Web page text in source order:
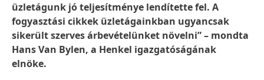
üzletágunk jó teljesítménye lendítette fel. A
fogyasztási cikkek üzletágainkban ugyancsak
sikerült szerves árbevételünket növelni” – mondta
Hans Van Bylen, a Henkel igazgatóságának
elnöke.